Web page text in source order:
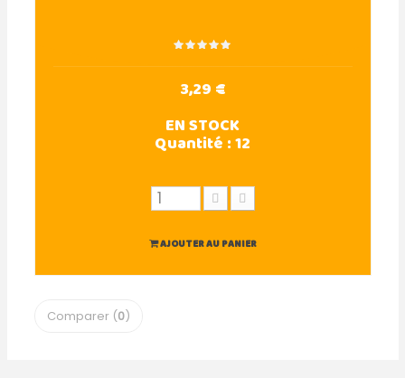
3,29 €
EN STOCK
Quantité :12
AJOUTER AU PANIER
Comparer (0)